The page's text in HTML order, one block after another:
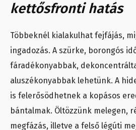
kettősfronti hatás
Többeknél kialakulhat fejfájás,
ingadozás. A szürke, borongós
fáradékonyabbak,
aluszékonyabbak lehetünk. A
is felerősödhetnek a kopásos
bántalmak. Öltözzünk melegen,
megfázás, illetve a felső légúti